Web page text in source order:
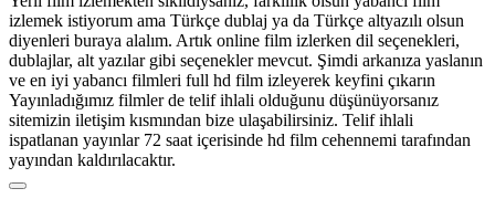
izlemek istiyorum ama Türkçe dublaj ya da Türkçe altyazılı olsun
diyenleri buraya alalım. Artık online film izlerken dil seçenekleri,
dublajlar, alt yazılar gibi seçenekler mevcut. Şimdi arkanıza yaslanın
ve en iyi yabancı filmleri full hd film izleyerek keyfini çıkarın
Yayınladığımız filmler de telif ihlali olduğunu düşünüyorsanız
sitemizin iletişim kısmından bize ulaşabilirsiniz. Telif ihlali
ispatlanan yayınlar 72 saat içerisinde hd film cehennemi tarafından
yayından kaldırılacaktır.